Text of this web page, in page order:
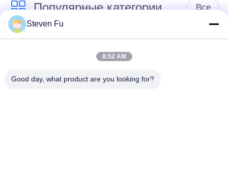
Популярные категории Все
стальная структура
Мастерская
стальной структуры
конструкция
Изготовление
Steven Fu
8:52 AM
Good day, what product are you looking for?